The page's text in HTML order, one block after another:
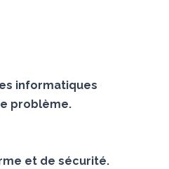
informatiques
problème.
et de sécurité.